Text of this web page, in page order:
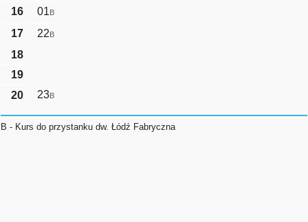
16 01B
17 22B
18
19
20
23B
B - Kurs do przystanku dw. Łódź Fabryczna